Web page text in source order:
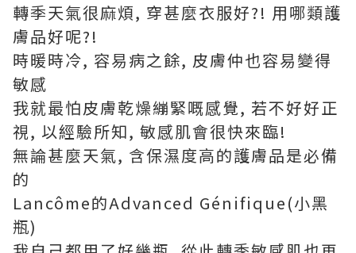
轉季天氣很麻煩, 穿甚麼衣服好?! 用哪類護
膚品好呢?!
時暖時冷, 容易病之餘, 皮膚仲也容易變得
敏感
我就最怕皮膚乾燥繃緊嘅感覺, 若不好好正
視, 以經驗所知, 敏感肌會很快來臨!
無論甚麼天氣, 含保濕度高的護膚品是必備
的
Lancôme的Advanced Génifique(小黑
瓶)